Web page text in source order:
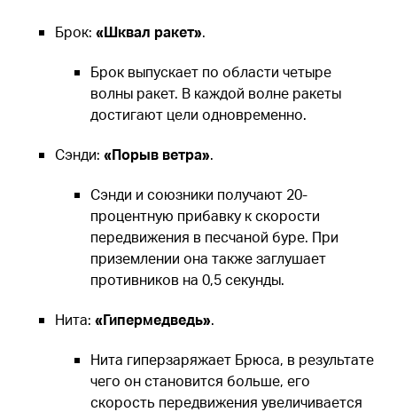
Брок:«Шквал ракет».
Брок выпускает по области четыре
волны ракет. В каждой волне ракеты
достигают цели одновременно.
Сэнди:«Порыв ветра».
Сэнди и союзники получают 20-
процентную прибавку к скорости
передвижения в песчаной буре. При
приземлении она также заглушает
противников на 0,5 секунды.
Нита:«Гипермедведь».
Нита гиперзаряжает Брюса, в результате
чего он становится больше, его
скорость передвижения увеличивается